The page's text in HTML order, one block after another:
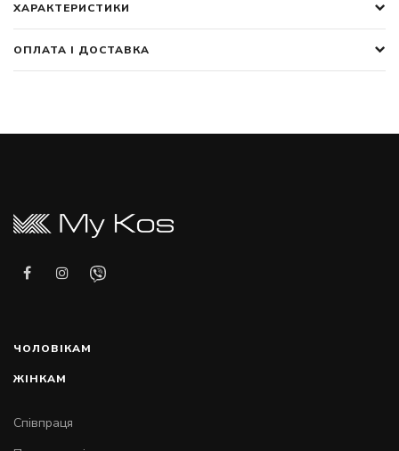
ХАРАКТЕРИСТИКИ
ОПЛАТА І ДОСТАВКА
ЧОЛОВІКАМ
ЖІНКАМ
Співпраця